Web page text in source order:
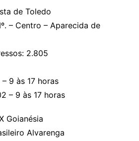
de Toledo
– Centro – Aparecida de
2.805
9 às 17 horas
– 9 às 17 horas
Goianésia
Alvarenga